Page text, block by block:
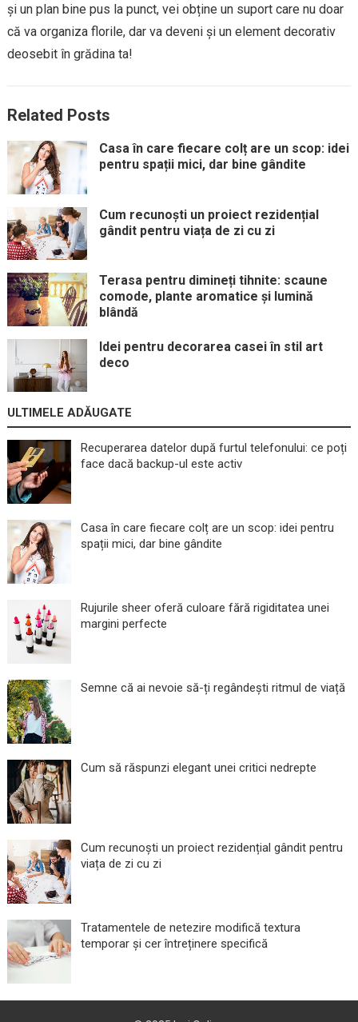
și un plan bine pus la punct, vei obține un suport care nu doar
că va organiza florile, dar va deveni și un element decorativ
deosebit în grădina ta!
Related Posts
Casa în care fiecare colț are un scop: idei
pentru spații mici, dar bine gândite
Cum recunoști un proiect rezidențial
gândit pentru viața de zi cu zi
Terasa pentru dimineți tihnite: scaune
comode, plante aromatice și lumină
blândă
Idei pentru decorarea casei în stil art
deco
ULTIMELE ADĂUGATE
Recuperarea datelor după furtul telefonului: ce poți
face dacă backup-ul este activ
Casa în care fiecare colț are un scop: idei pentru
spații mici, dar bine gândite
Rujurile sheer oferă culoare fără rigiditatea unei
margini perfecte
Semne că ai nevoie să-ți regândești ritmul de viață
Cum să răspunzi elegant unei critici nedrepte
Cum recunoști un proiect rezidențial gândit pentru
viața de zi cu zi
Tratamentele de netezire modifică textura
temporar și cer întreținere specifică